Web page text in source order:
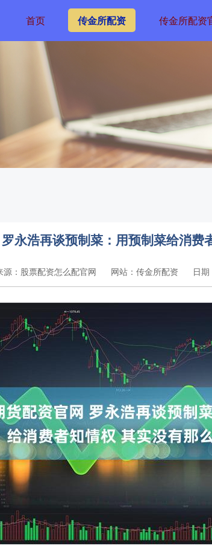
首页 传金所配资 传金所配资
永浩再谈预制菜：用预制菜给消费
源：股票配资怎么配官网 网站：传金所配资 日